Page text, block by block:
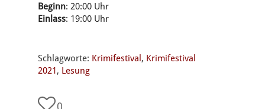
Beginn: 20:00 Uhr
Einlass: 19:00 Uhr
Schlagworte: Krimifestival , Krimifestival
2021, Lesung
0